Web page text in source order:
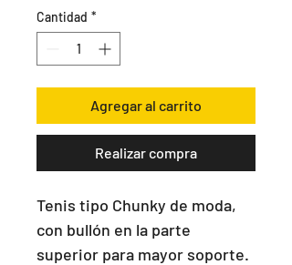
Cantidad *
Agregar al carrito
Realizar compra
Tenis tipo Chunky de moda,
con bullón en la parte
superior para mayor soporte.